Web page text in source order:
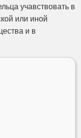
учавствовать в
или иной
и в